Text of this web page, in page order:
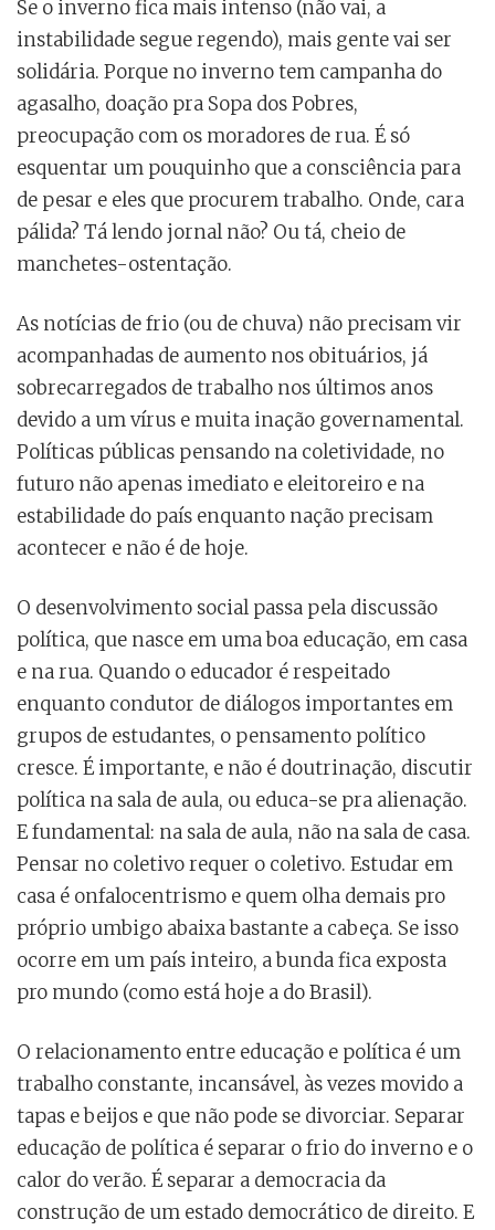
Se o inverno fica mais intenso (não vai, a
instabilidade segue regendo), mais gente vai ser
solidária. Porque no inverno tem campanha do
agasalho, doação pra Sopa dos Pobres,
preocupação com os moradores de rua. É só
esquentar um pouquinho que a consciência para
de pesar e eles que procurem trabalho. Onde, cara
pálida? Tá lendo jornal não? Ou tá, cheio de
manchetes-ostentação.
As notícias de frio (ou de chuva) não precisam vir
acompanhadas de aumento nos obituários, já
sobrecarregados de trabalho nos últimos anos
devido a um vírus e muita inação governamental.
Políticas públicas pensando na coletividade, no
futuro não apenas imediato e eleitoreiro e na
estabilidade do país enquanto nação precisam
acontecer e não é de hoje.
O desenvolvimento social passa pela discussão
política, que nasce em uma boa educação, em casa
e na rua. Quando o educador é respeitado
enquanto condutor de diálogos importantes em
grupos de estudantes, o pensamento político
cresce. É importante, e não é doutrinação, discutir
política na sala de aula, ou educa-se pra alienação.
E fundamental: na sala de aula, não na sala de casa.
Pensar no coletivo requer o coletivo. Estudar em
casa é onfalocentrismo e quem olha demais pro
próprio umbigo abaixa bastante a cabeça. Se isso
ocorre em um país inteiro, a bunda fica exposta
pro mundo (como está hoje a do Brasil).
O relacionamento entre educação e política é um
trabalho constante, incansável, às vezes movido a
tapas e beijos e que não pode se divorciar. Separar
educação de política é separar o frio do inverno e o
calor do verão. É separar a democracia da
construção de um estado democrático de direito. E